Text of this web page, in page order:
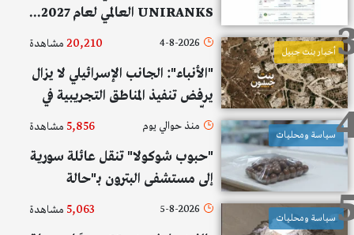
UNIRANKS العالمي لعام 2027...
حضور عالمي وعربي
أخبار بنت جبيل
4-8-2026
20,210مشاهدة
"الأنباء": الجانب الإسرائيلي لا يزال
يرفض تنفيذ المناطق التجريبية في
كلٍّ من بنت جبيل والخيام
سياسة ومحليات
منذ حوالي يوم 5,856 مشاهدة
"حبوب شوكولا" تنقل عائلة سورية
إلى مستشفى البترون بـ"حالة
هستيرية"... والتحقيقات مستمرة
سياسة ومحليات
5-8-2026
5,063 مشاهدة